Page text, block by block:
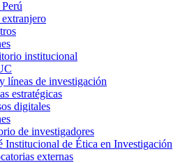
institucional
líneas de investigación
estratégicas
digitales
de investigadores
Institucional de Ética en Investigación
externas